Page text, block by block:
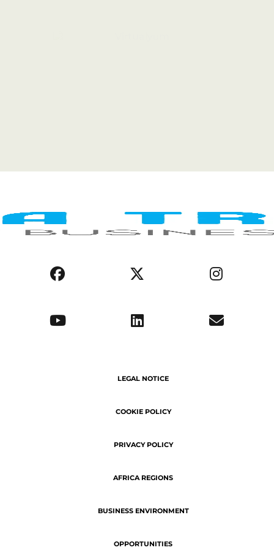
LEGAL NOTICE
COOKIE POLICY
PRIVACY POLICY
AFRICA REGIONS
BUSINESS ENVIRONMENT
OPPORTUNITIES